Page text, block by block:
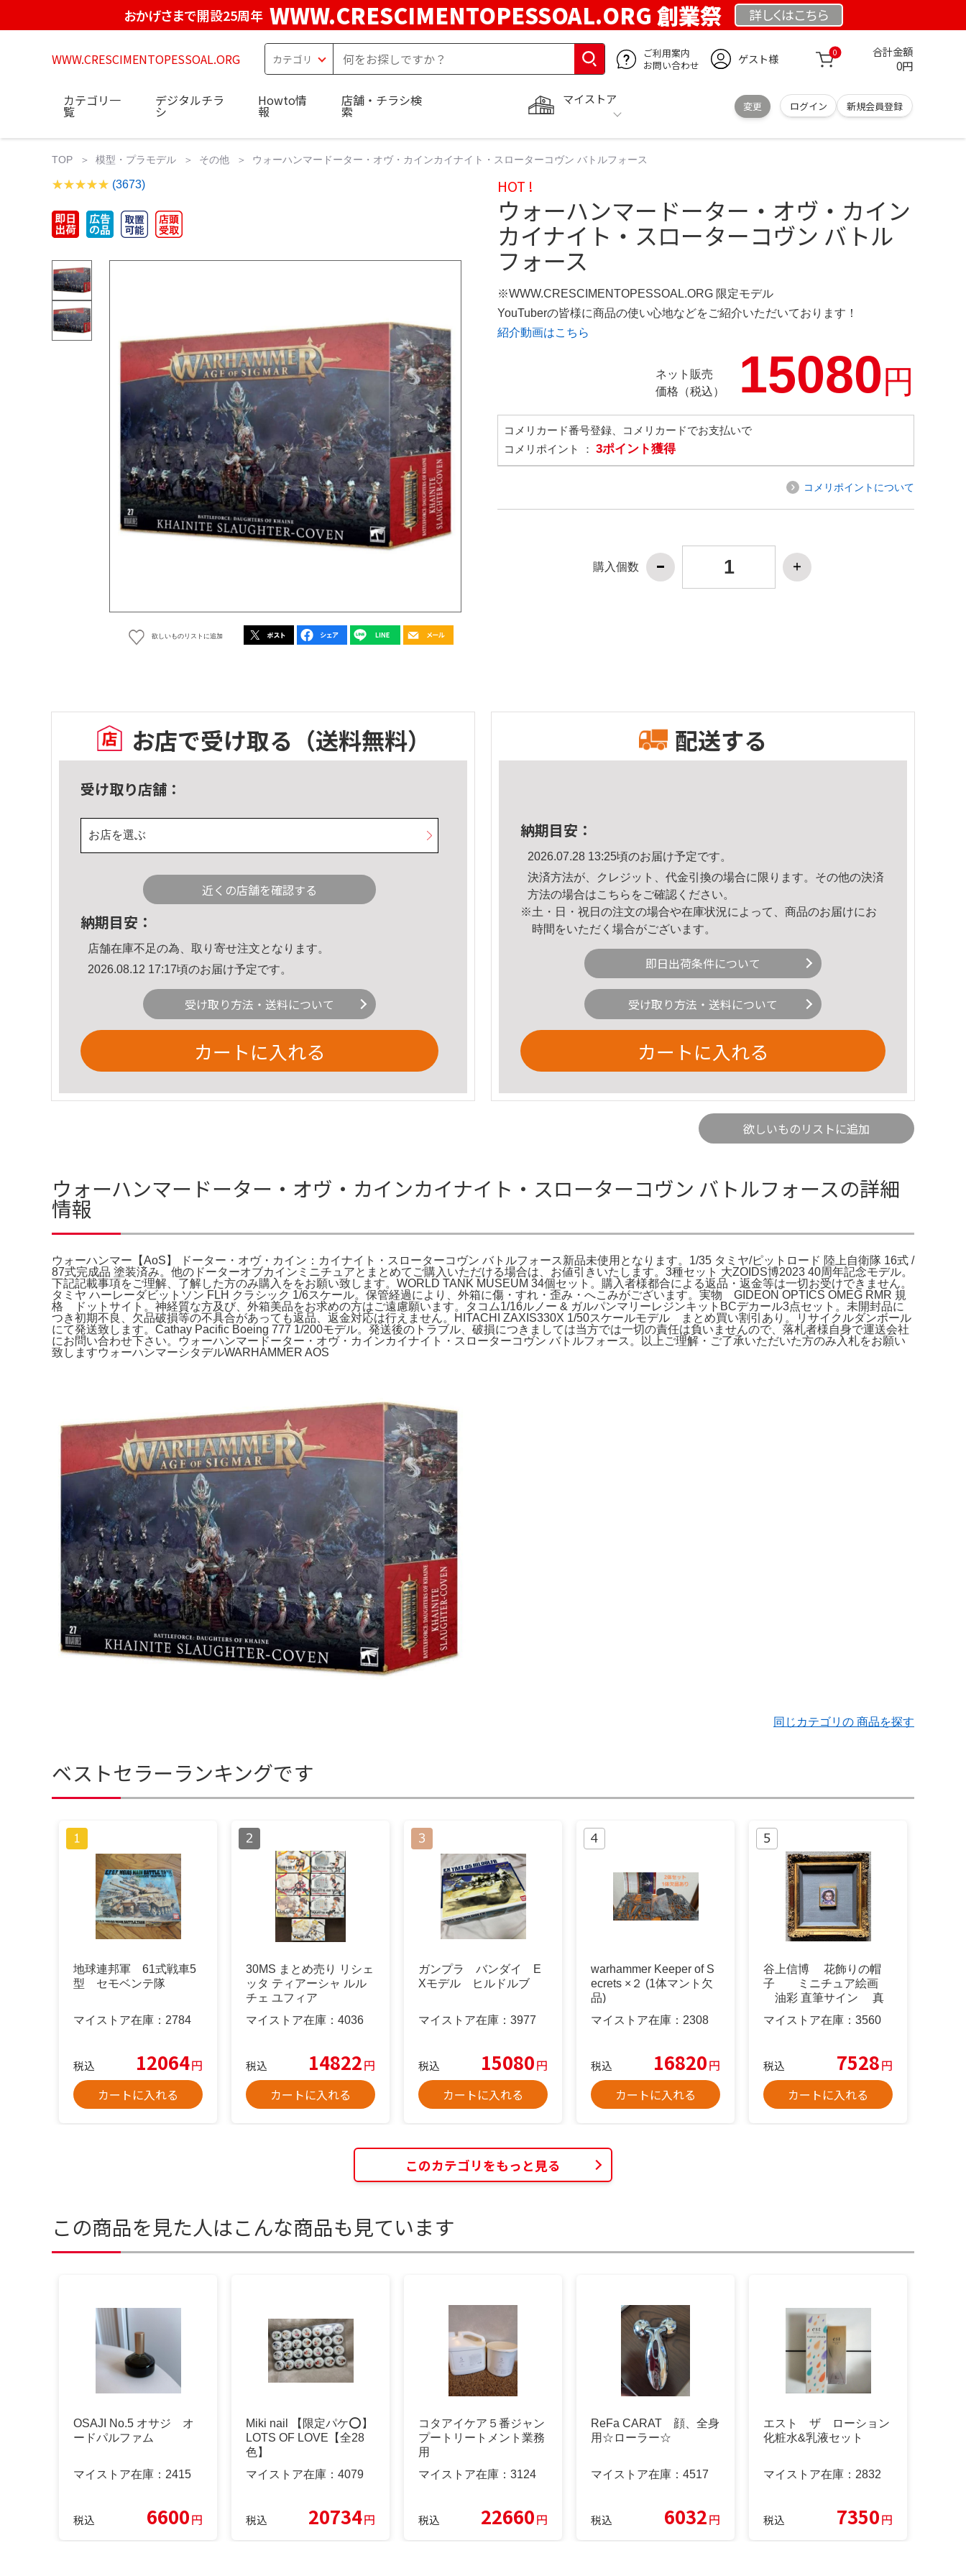
おかげさまで開設25周年 WWW.CRESCIMENTOPESSOAL.ORG 創業祭 詳しくはこちら
WWW.CRESCIMENTOPESSOAL.ORG
ご利用案内
お問い合わせ
ゲスト様 0 合計金額
0円
マイストア
変更 ログイン 新規会員登録
カテゴリ一
覧
デジタルチラ
シ
Howto情
報
店舗・チラシ検
索
TOP 模型・プラモデル その他 ウォーハンマードーター・オヴ・カインカイナイト・スローターコヴン バトルフォース
(3673)
欲しいものリストに追加
HOT !
ウォーハンマードーター・オヴ・カイン
カイナイト・スローターコヴン バトル
フォース
※WWW.CRESCIMENTOPESSOAL.ORG 限定モデル
YouTuberの皆様に商品の使い心地などをご紹介いただいております！
紹介動画はこちら
ネット販売
価格（税込）
15080円
コメリカード番号登録、コメリカードでお支払いで
コメリポイント ： 3ポイント獲得
コメリポイントについて
購入個数
お店で受け取る （送料無料）
受け取り店舗：
お店を選ぶ
近くの店舗を確認する
納期目安：
店舗在庫不足の為、取り寄せ注文となります。
2026.08.12 17:17頃のお届け予定です。
受け取り方法・送料について
カートに入れる
配送する
納期目安：
2026.07.28 13:25頃のお届け予定です。
決済方法が、クレジット、代金引換の場合に限ります。その他の決済
方法の場合はこちら をご確認ください。
※土・日・祝日の注文の場合や在庫状況によって、商品のお届けにお
時間をいただく場合がございます。
即日出荷条件について
受け取り方法・送料について
カートに入れる
欲しいものリストに追加
ウォーハンマードーター・オヴ・カインカイナイト・スローターコヴン バトルフォースの詳細
情報
ウォーハンマー【AoS】 ドーター・オヴ・カイン：カイナイト・スローターコヴン バトルフォース新品未使用となります。1/35 タミヤ/ピットロード 陸上自衛隊 16式 /
87式完成品 塗装済み。他のドーターオブカインミニチュアとまとめてご購入いただける場合は、お値引きいたします。3種セット 大ZOIDS博2023 40周年記念モデル。
下記記載事項をご理解、了解した方のみ購入ををお願い致します。WORLD TANK MUSEUM 34個セット。購入者様都合による返品・返金等は一切お受けできません。
タミヤ ハーレーダビットソン FLH クラシック 1/6スケール。保管経過により、外箱に傷・すれ・歪み・へこみがございます。実物 GIDEON OPTICS OMEG RMR 規
格 ドットサイト。神経質な方及び、外箱美品をお求めの方はご遠慮願います。タコム1/16ルノー & ガルパンマリーレジンキットBCデカール3点セット。未開封品に
つき初期不良、欠品破損等の不具合があっても返品、返金対応は行えません。HITACHI ZAXIS330X 1/50スケールモデル まとめ買い割引あり。リサイクルダンボール
にて発送致します。Cathay Pacific Boeing 777 1/200モデル。発送後のトラブル、破損につきましては当方では一切の責任は負いませんので、落札者様自身で運送会社
にお問い合わせ下さい。ウォーハンマードーター・オヴ・カインカイナイト・スローターコヴン バトルフォース。以上ご理解・ご了承いただいた方のみ入札をお願い
致しますウォーハンマーシタデルWARHAMMER AOS
同じカテゴリの 商品を探す
ベストセラーランキングです
地球連邦軍 61式戦車5
型 セモベンテ隊
マイストア在庫： 2784
税込 12064円
カートに入れる
30MS まとめ売り リシェ
ッタ ティアーシャ ルル
チェ ユフィア
マイストア在庫： 4036
税込 14822円
カートに入れる
ガンプラ バンダイ E
Xモデル ヒルドルブ
マイストア在庫： 3977
税込 15080円
カートに入れる
warhammer Keeper of S
ecrets ×２ (1体マント欠
品)
マイストア在庫： 2308
税込 16820円
カートに入れる
谷上信博 花飾りの帽
子 ミニチュア絵画
油彩 直筆サイン 真
マイストア在庫： 3560
税込 7528円
カートに入れる
このカテゴリをもっと見る
この商品を見た人はこんな商品も見ています
OSAJI No.5 オサジ オ
ードパルファム
マイストア在庫： 2415
税込 6600円
Miki nail 【限定パケ⭕️】
LOTS OF LOVE【全28
色】
マイストア在庫： 4079
税込 20734円
コタアイケア５番ジャン
プートリートメント業務
用
マイストア在庫： 3124
税込 22660円
ReFa CARAT 顔、全身
用☆ローラー☆
マイストア在庫： 4517
税込 6032円
エスト ザ ローション
化粧水&乳液セット
マイストア在庫： 2832
税込 7350円